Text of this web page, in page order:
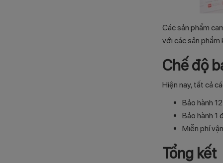
Các sản phẩm
với các sản phẩm
Chế độ
Hiện nay, tất cả
Bảo hành
Bảo hành 1
Miễn phí
Tổng kết